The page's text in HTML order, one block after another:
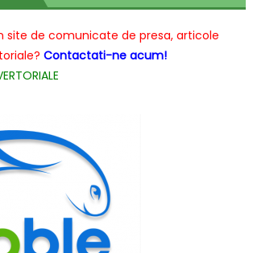
ajutam!
site de comunicate de presa, articole
Contactati-ne acum!